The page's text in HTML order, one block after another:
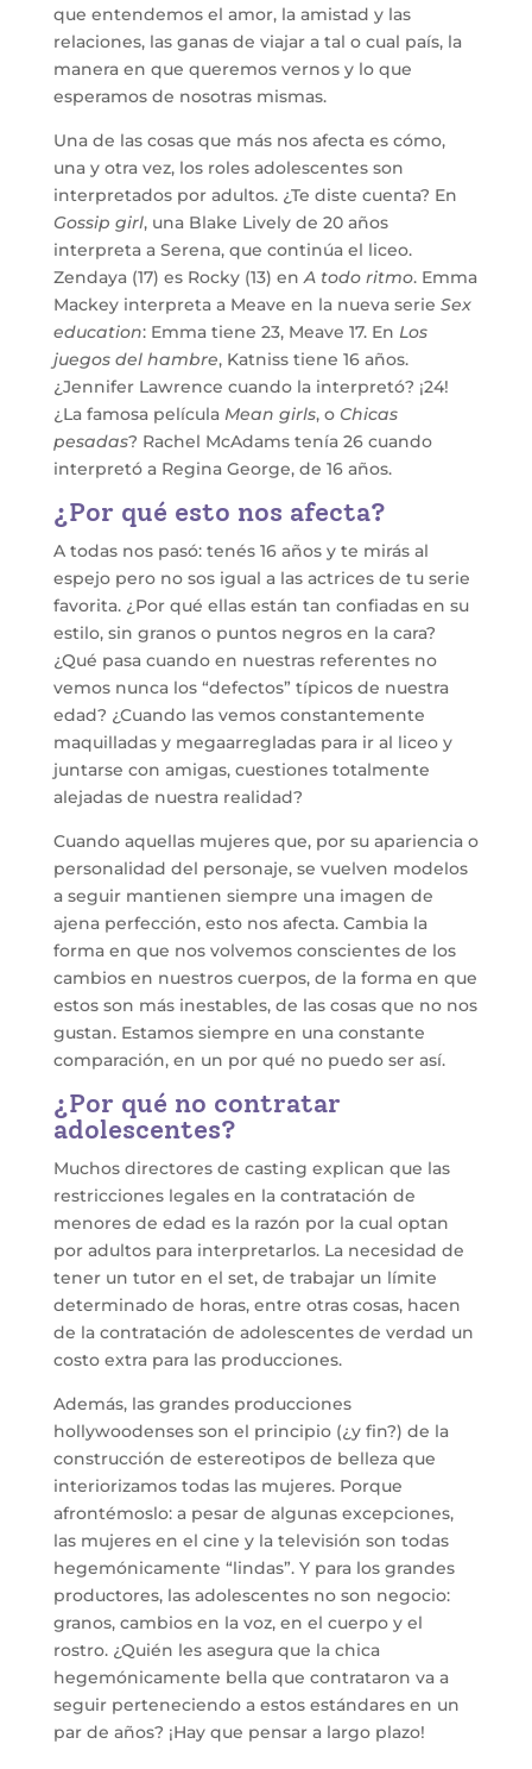
que entendemos el amor, la amistad y las
relaciones, las ganas de viajar a tal o cual país, la
manera en que queremos vernos y lo que
esperamos de nosotras mismas.
Una de las cosas que más nos afecta es cómo,
una y otra vez, los roles adolescentes son
interpretados por adultos. ¿Te diste cuenta? En
Gossip girl, una Blake Lively de 20 años
interpreta a Serena, que continúa el liceo.
Zendaya (17) es Rocky (13) enA todo ritmo. Emma
Mackey interpreta a Meave en la nueva serie Sex
education: Emma tiene 23, Meave 17. En Los
juegos del hambre, Katniss tiene 16 años.
¿Jennifer Lawrence cuando la interpretó? ¡24!
¿La famosa película Mean girls, o Chicas
pesadas? Rachel McAdams tenía 26 cuando
interpretó a Regina George, de 16 años.
¿Por qué esto nos afecta?
A todas nos pasó: tenés 16 años y te mirás al
espejo pero no sos igual a las actrices de tu serie
favorita. ¿Por qué ellas están tan confiadas en su
estilo, sin granos o puntos negros en la cara?
¿Qué pasa cuando en nuestras referentes no
vemos nunca los “defectos” típicos de nuestra
edad? ¿Cuando las vemos constantemente
maquilladas y megaarregladas para ir al liceo y
juntarse con amigas, cuestiones totalmente
alejadas de nuestra realidad?
Cuando aquellas mujeres que, por su apariencia o
personalidad del personaje, se vuelven modelos
a seguir mantienen siempre una imagen de
ajena perfección, esto nos afecta. Cambia la
forma en que nos volvemos conscientes de los
cambios en nuestros cuerpos, de la forma en que
estos son más inestables, de las cosas que no nos
gustan. Estamos siempre en una constante
comparación, en un por qué no puedo ser así.
¿Por qué no contratar
adolescentes?
Muchos directores de casting explican que las
restricciones legales en la contratación de
menores de edad es la razón por la cual optan
por adultos para interpretarlos. La necesidad de
tener un tutor en el set, de trabajar un límite
determinado de horas, entre otras cosas, hacen
de la contratación de adolescentes de verdad un
costo extra para las producciones.
Además, las grandes producciones
hollywoodenses son el principio (¿y fin?) de la
construcción de estereotipos de belleza que
interiorizamos todas las mujeres. Porque
afrontémoslo: a pesar de algunas excepciones,
las mujeres en el cine y la televisión son todas
hegemónicamente “lindas”. Y para los grandes
productores, las adolescentes no son negocio:
granos, cambios en la voz, en el cuerpo y el
rostro. ¿Quién les asegura que la chica
hegemónicamente bella que contrataron va a
seguir perteneciendo a estos estándares en un
par de años? ¡Hay que pensar a largo plazo!